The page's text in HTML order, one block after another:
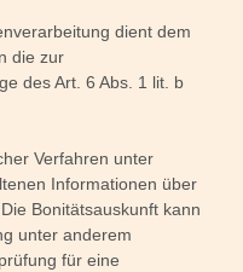
dient dem
die zur
des Art. 6 Abs. 1 lit. b
Verfahren unter
Informationen über
Bonitätsauskunft kann
unter anderem
für eine